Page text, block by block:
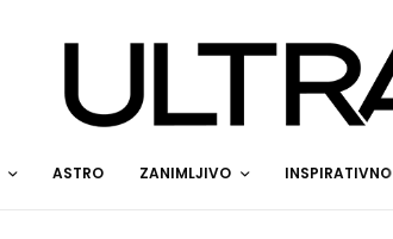
ASTRO ZANIMLJIVO INSPIRATIVNO